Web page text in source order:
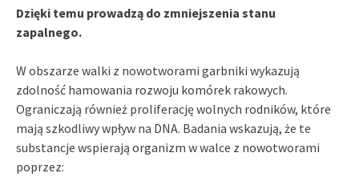
Dzięki temu prowadzą do zmniejszenia stanu
zapalnego.
W obszarze walki z nowotworami garbniki wykazują
zdolność hamowania rozwoju komórek rakowych.
Ograniczają również proliferację wolnych rodników, które
mają szkodliwy wpływ na DNA. Badania wskazują, że te
substancje wspierają organizm w walce z nowotworami
poprzez: